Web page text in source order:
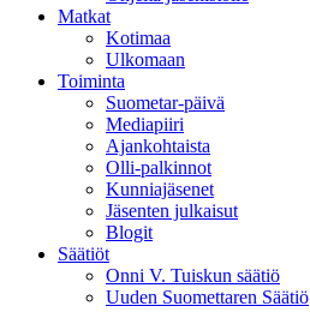
Matkat
Kotimaa
Ulkomaan
Toiminta
Suometar-päivä
Mediapiiri
Ajankohtaista
Olli-palkinnot
Kunniajäsenet
Jäsenten julkaisut
Blogit
Säätiöt
Onni V. Tuiskun säätiö
Uuden Suomettaren Säätiö